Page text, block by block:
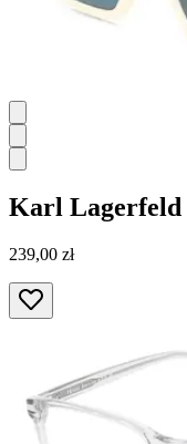
Karl Lagerfeld
239,00 zł